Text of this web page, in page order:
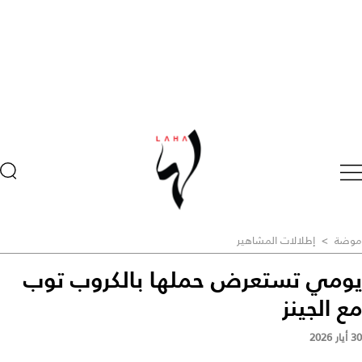
موضة > إطلالات المشاهير
يومي تستعرض حملها بالكروب توب
مع الجينز
30 أيار 2026